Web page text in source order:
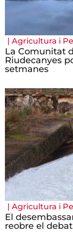
| Agricultura i
La Comunitat
Riudecanyes
setmanes
| Agricultura i
El
reobre el